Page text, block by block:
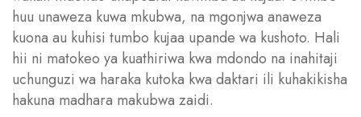
huu unaweza kuwa mkubwa, na mgonjwa anaweza
kuona au kuhisi tumbo kujaa upande wa kushoto. Hali
hii ni matokeo ya kuathiriwa kwa mdondo na inahitaji
uchunguzi wa haraka kutoka kwa daktari ili kuhakikisha
hakuna madhara makubwa zaidi.